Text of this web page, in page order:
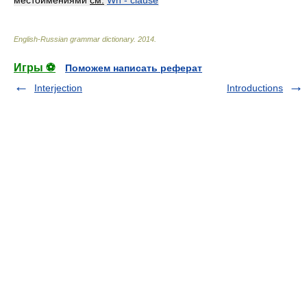
English-Russian grammar dictionary. 2014
Игры ⚽
Поможем написать реферат
Interjection
Introductions